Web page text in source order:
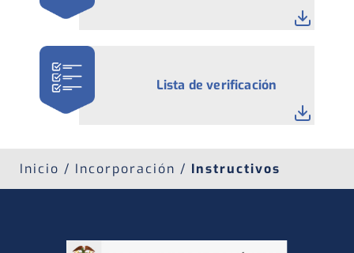
Lista de verificación
Inicio / Incorporación / Instructivos